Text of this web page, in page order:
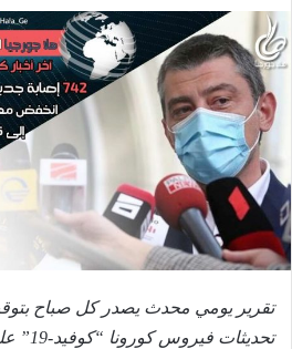
تقرير يومي محدث يصدر كل صباح
تحديثات